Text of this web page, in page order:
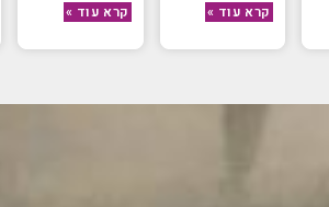
קרא עוד » קרא עוד »